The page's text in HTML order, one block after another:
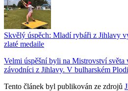
Skvělý úspěch: Mladí rybáři z Jihlavy
zlaté medaile
Velmi úspěšní byli na Mistrovství světa
závodníci z Jihlavy. V bulharském
Tento článek byl publikován ze zdrojů